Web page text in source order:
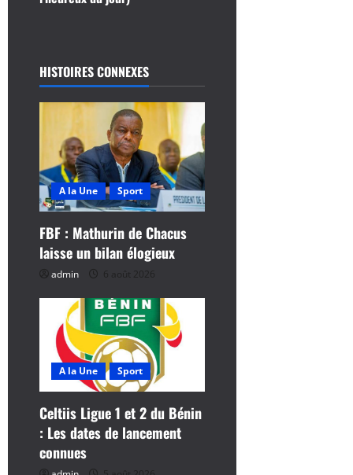
i
o
n
d
’
a
r
t
l
e
HISTOIRES CONNEXES
A la Une Sport
FBF : Mathurin de Chacus
laisse un bilan élogieux
admin 6 août 2026
A la Une Sport
Celtiis Ligue 1 et 2 du Bénin
: Les dates de lancement
connues